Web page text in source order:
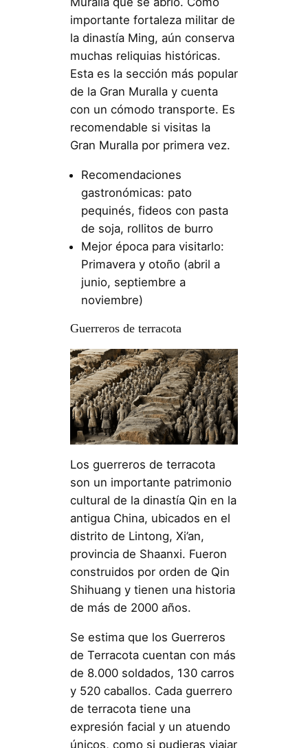
importante fortaleza militar de
la dinastía Ming, aún conserva
muchas reliquias históricas.
Esta es la sección más popular
de la Gran Muralla y cuenta
con un cómodo transporte. Es
recomendable si visitas la
Gran Muralla por primera vez.
Recomendaciones
gastronómicas: pato
pequinés, fideos con pasta
de soja, rollitos de burro
Mejor época para visitarlo:
Primavera y otoño (abril a
junio, septiembre a
noviembre)
Guerreros de terracota
Los guerreros de terracota
son un importante patrimonio
cultural de la dinastía Qin en la
antigua China, ubicados en el
distrito de Lintong, Xi’an,
provincia de Shaanxi. Fueron
construidos por orden de Qin
Shihuang y tienen una historia
de más de 2000 años.
Se estima que los Guerreros
de Terracota cuentan con más
de 8.000 soldados, 130 carros
y 520 caballos. Cada guerrero
de terracota tiene una
expresión facial y un atuendo
únicos, como si pudieras viajar